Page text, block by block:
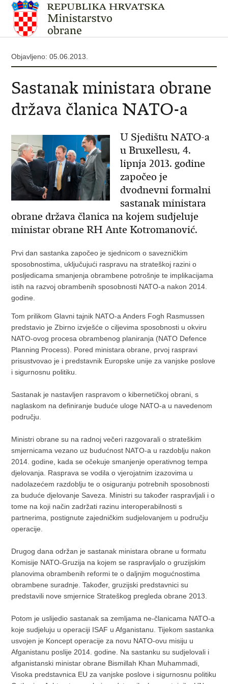
Objavljeno: 05.06.2013.
Sastanak ministara obrane
država članica NATO-a
U Sjedištu NATO-a
u Bruxellesu, 4.
lipnja 2013. godine
započeo je
dvodnevni formalni
sastanak ministara
obrane država članica na kojem sudjeluje
ministar obrane RH Ante Kotromanović.
Prvi dan sastanka započeo je sjednicom o savezničkim
sposobnostima, uključujući raspravu na strateškoj razini o
posljedicama smanjenja obrambene potrošnje te implikacijama
istih na razvoj obrambenih sposobnosti NATO-a nakon 2014.
godine.
Tom prilikom Glavni tajnik NATO-a Anders Fogh Rasmussen
predstavio je Zbirno izvješće o ciljevima sposobnosti u okviru
NATO-ovog procesa obrambenog planiranja (NATO Defence
Planning Process). Pored ministara obrane, prvoj raspravi
prisustvovao je i predstavnik Europske unije za vanjske poslove
i sigurnosnu politiku.
Sastanak je nastavljen raspravom o kibernetičkoj obrani, s
naglaskom na definiranje buduće uloge NATO-a u navedenom
području.
Ministri obrane su na radnoj večeri razgovarali o strateškim
smjernicama vezano uz budućnost NATO-a u razdoblju nakon
2014. godine, kada se očekuje smanjenje operativnog tempa
djelovanja. Rasprava se vodila o vjerojatnim izazovima u
nadolazećem razdoblju te o osiguranju potrebnih sposobnosti
za buduće djelovanje Saveza. Ministri su također raspravljali i o
tome na koji način zadržati razinu interoperabilnosti s
partnerima, postignute zajedničkim sudjelovanjem u području
operacije.
Drugog dana održan je sastanak ministara obrane u formatu
Komisije NATO-Gruzija na kojem se raspravljalo o gruzijskim
planovima obrambenih reformi te o daljnjim mogućnostima
obrambene suradnje. Također, gruzijski predstavnici su
predstavili nove smjernice Strateškog pregleda obrane 2013.
Potom je uslijedio sastanak sa zemljama ne-članicama NATO-a
koje sudjeluju u operaciji ISAF u Afganistanu. Tijekom sastanka
usvojen je Koncept operacije za novu NATO-ovu misiju u
Afganistanu poslije 2014. godine. Na sastanku su sudjelovali i
afganistanski ministar obrane Bismillah Khan Muhammadi,
Visoka predstavnica EU za vanjske poslove i sigurnosnu politiku